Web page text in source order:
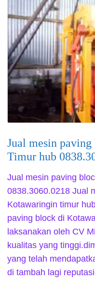
Jual mesin
Timur hub
Jual mesin paving
0838.3060.0218 Jual
Kotawaringin timur
paving block di
laksanakan oleh CV
kualitas yang
yang telah
di tambah lagi